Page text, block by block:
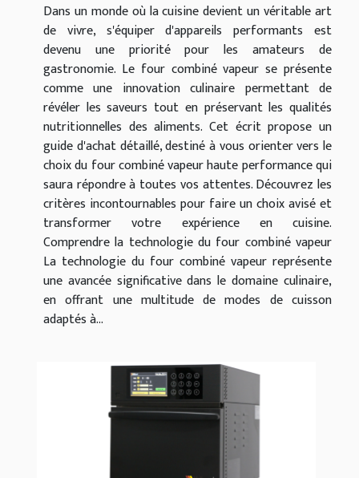
Dans un monde où la cuisine devient un véritable art
de vivre, s'équiper d'appareils performants est
devenu une priorité pour les amateurs de
gastronomie. Le four combiné vapeur se présente
comme une innovation culinaire permettant de
révéler les saveurs tout en préservant les qualités
nutritionnelles des aliments. Cet écrit propose un
guide d'achat détaillé, destiné à vous orienter vers le
choix du four combiné vapeur haute performance qui
saura répondre à toutes vos attentes. Découvrez les
critères incontournables pour faire un choix avisé et
transformer votre expérience en cuisine.
Comprendre la technologie du four combiné vapeur
La technologie du four combiné vapeur représente
une avancée significative dans le domaine culinaire,
en offrant une multitude de modes de cuisson
adaptés à...